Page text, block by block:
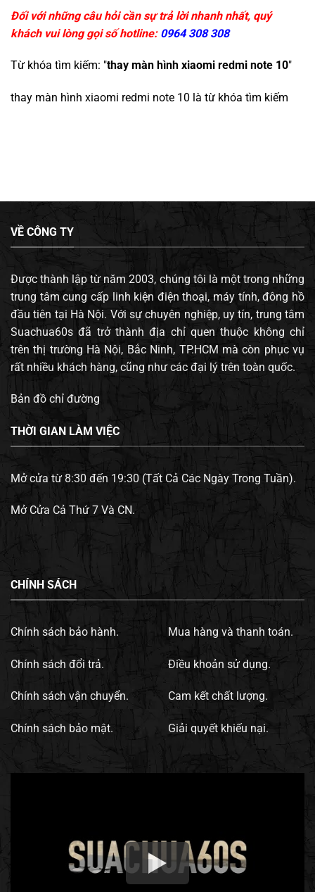
Đối với những câu hỏi cần sự trả lời nhanh nhất, quý
khách vui lòng gọi số hotline: 0964 308 308
Từ khóa tìm kiếm: "thay màn hình xiaomi redmi note 10"
thay màn hình xiaomi redmi note 10 là từ khóa tìm kiếm
VỀ CÔNG TY
Được thành lập từ năm 2003, chúng tôi là một trong những
trung tâm cung cấp linh kiện điện thoại, máy tính, đông hồ
đầu tiên tại Hà Nội. Với sự chuyên nghiệp, uy tín, trung tâm
Suachua60s đã trở thành địa chỉ quen thuộc không chỉ
trên thị trường Hà Nội, Bắc Ninh, TP.HCM mà còn phục vụ
rất nhiều khách hàng, cũng như các đại lý trên toàn quốc.
Bản đồ chỉ đường
THỜI GIAN LÀM VIỆC
Mở cửa từ 8:30 đến 19:30 (Tất Cả Các Ngày Trong Tuần).
Mở Cửa Cả Thứ 7 Và CN.
CHÍNH SÁCH
Chính sách bảo hành.
Chính sách đổi trả.
Chính sách vận chuyển.
Chính sách bảo mật.
Mua hàng và thanh toán.
Điều khoản sử dụng.
Cam kết chất lượng.
Giải quyết khiếu nại.